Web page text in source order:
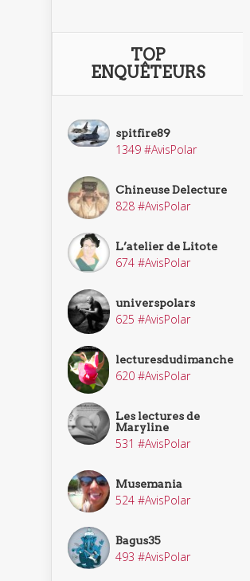
TOP
ENQUÊTEURS
spitfire89
1349 #AvisPolar
Chineuse Delecture
828 #AvisPolar
L’atelier de Litote
674 #AvisPolar
universpolars
625 #AvisPolar
lecturesdudimanche
620 #AvisPolar
Les lectures de
Maryline
531 #AvisPolar
Musemania
524 #AvisPolar
Bagus35
493 #AvisPolar